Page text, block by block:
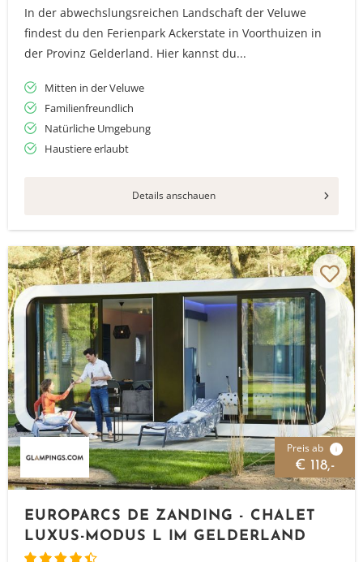
In der abwechslungsreichen Landschaft der Veluwe
findest du den Ferienpark Ackerstate in Voorthuizen in
der Provinz Gelderland. Hier kannst du...
Mitten in der Veluwe
Familienfreundlich
Natürliche Umgebung
Haustiere erlaubt
Details anschauen
Preis ab i
€ 118,-
EUROPARCS DE ZANDING - CHALET
LUXUS-MODUS L IM GELDERLAND